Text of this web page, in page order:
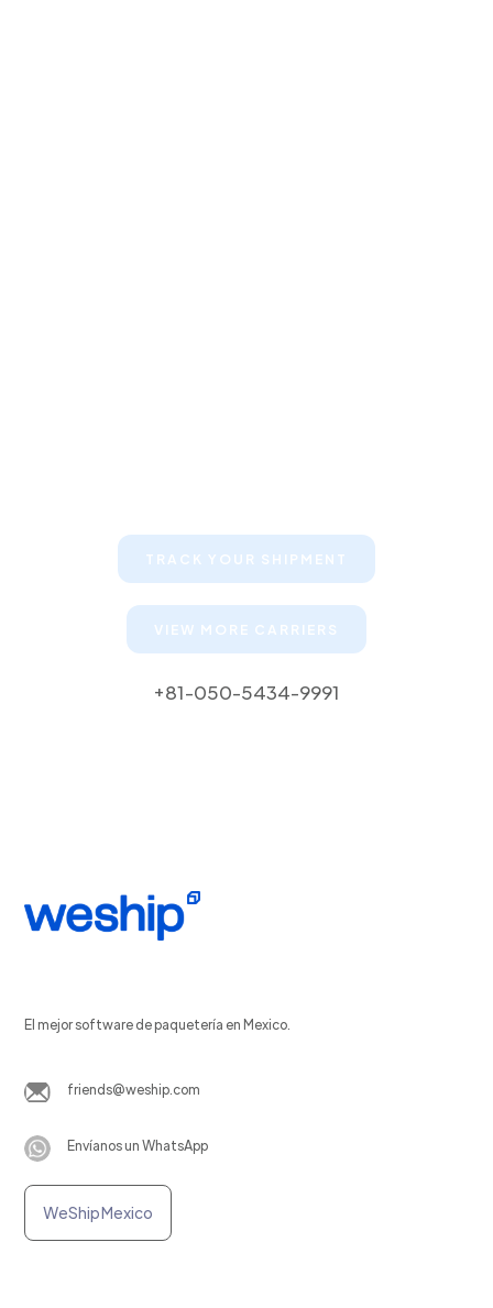
TRACK YOUR SHIPMENT
VIEW MORE CARRIERS
+81-050-5434-9991
El mejor software de paquetería en Mexico.
friends@weship.com
Envíanos un WhatsApp
WeShip Mexico